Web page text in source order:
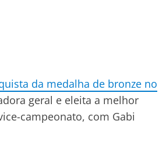
da medalha de bronze no
geral e eleita a melhor
campeonato, com Gabi